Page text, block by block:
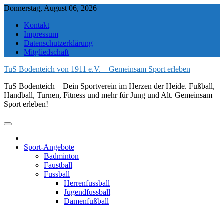
Skip
content
Donnerstag, August 06, 2026
Kontakt
Impressum
Datenschutzerklärung
Mitgliedschaft
TuS Bodenteich von 1911 e.V. – Gemeinsam Sport erleben
TuS Bodenteich – Dein Sportverein im Herzen der Heide. Fußball,
Handball, Turnen, Fitness und mehr für Jung und Alt. Gemeinsam
Sport erleben!
Sport-Angebote
Badminton
Faustball
Fussball
Herrenfussball
Jugendfussball
Damenfußball